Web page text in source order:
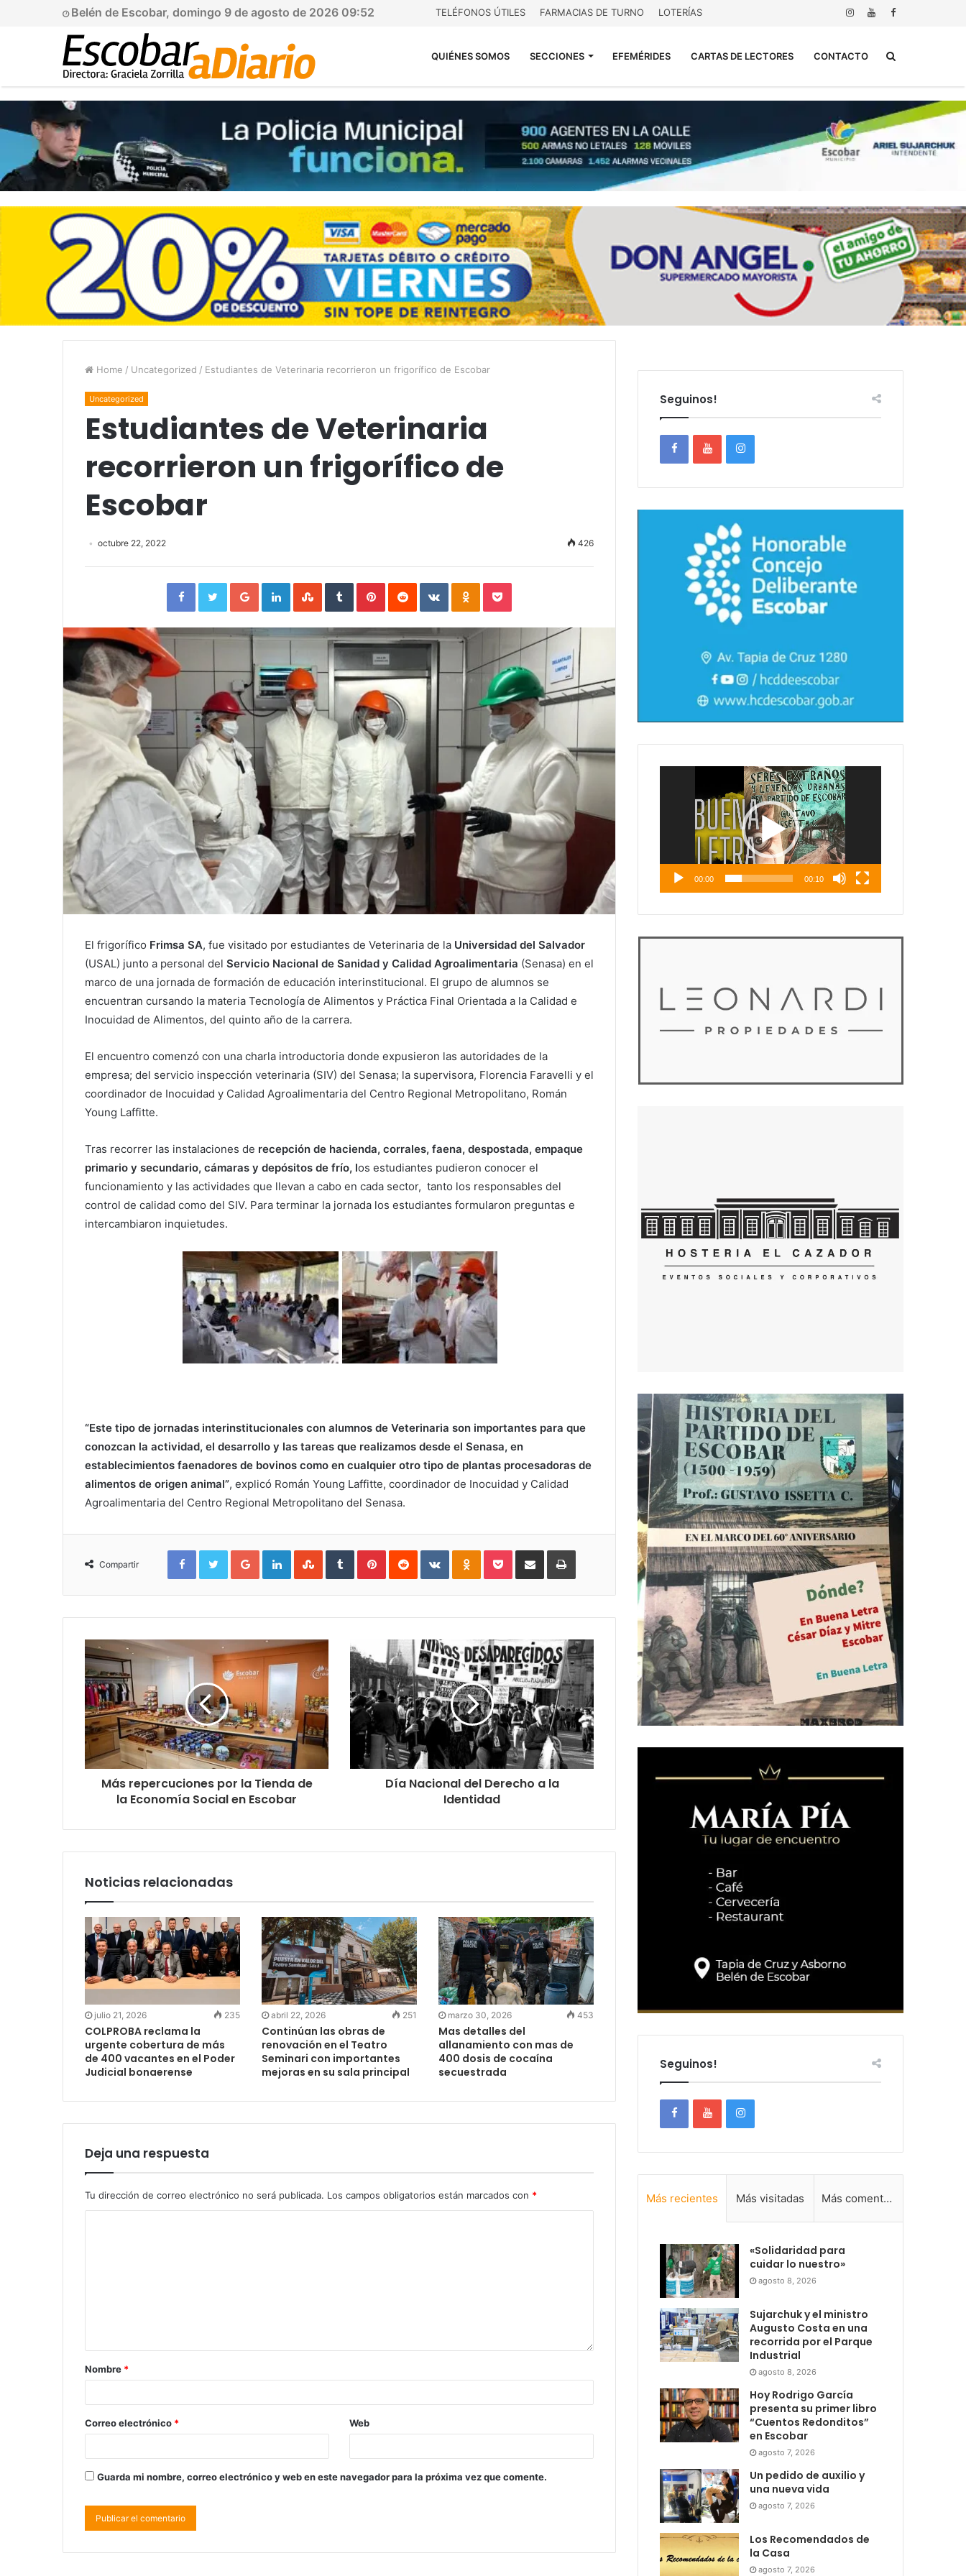
Belén de Escobar, domingo 9 de agosto de 2026 09:52 TELÉFONOS ÚTILES FARMACIAS DE TURNO LOTERÍAS
QUIÉNES SOMOS SECCIONES EFEMÉRIDES CARTAS DE LECTORES CONTACTO
Home / Uncategorized / Estudiantes de Veterinaria recorrieron un frigorífico de Escobar
Uncategorized
Estudiantes de Veterinaria
recorrieron un frigorífico de
Escobar
octubre 22, 2022 426
FacebookTwitterGoogle+LinkedInStumbleUpon
TumblrPinterestReddit VKontakteOdnoklassniki
Pocket
El frigorífico Frimsa SA, fue visitado por estudiantes de Veterinaria de la Universidad del Salvador
(USAL) junto a personal del Servicio Nacional de Sanidad y Calidad Agroalimentaria (Senasa) en el
marco de una jornada de formación de educación interinstitucional. El grupo de alumnos se
encuentran cursando la materia Tecnología de Alimentos y Práctica Final Orientada a la Calidad e
Inocuidad de Alimentos, del quinto año de la carrera.
El encuentro comenzó con una charla introductoria donde expusieron las autoridades de la
empresa; del servicio inspección veterinaria (SIV) del Senasa; la supervisora, Florencia Faravelli y el
coordinador de Inocuidad y Calidad Agroalimentaria del Centro Regional Metropolitano, Román
Young Laffitte.
Tras recorrer las instalaciones de recepción de hacienda, corrales, faena, despostada, empaque
primario y secundario, cámaras y depósitos de frío, los estudiantes pudieron conocer el
funcionamiento y las actividades que llevan a cabo en cada sector, tanto los responsables del
control de calidad como del SIV. Para terminar la jornada los estudiantes formularon preguntas e
intercambiaron inquietudes.
“Este tipo de jornadas interinstitucionales con alumnos de Veterinaria son importantes para que
conozcan la actividad, el desarrollo y las tareas que realizamos desde el Senasa, en
establecimientos faenadores de bovinos como en cualquier otro tipo de plantas procesadoras de
alimentos de origen animal”, explicó Román Young Laffitte, coordinador de Inocuidad y Calidad
Agroalimentaria del Centro Regional Metropolitano del Senasa.
Compartir
FacebookTwitterGoogle+LinkedInStumbleUpon
TumblrPinterestReddit VKontakteOdnoklassniki
PocketCompartirImprimir
Más repercuciones por la Tienda de
la Economía Social en Escobar
Día Nacional del Derecho a la
Identidad
Noticias relacionadas
julio 21, 2026 235
COLPROBA reclama la
urgente cobertura de más
de 400 vacantes en el Poder
Judicial bonaerense
abril 22, 2026 251
Continúan las obras de
renovación en el Teatro
Seminari con importantes
mejoras en su sala principal
marzo 30, 2026 453
Mas detalles del
allanamiento con mas de
400 dosis de cocaína
secuestrada
Deja una respuesta
Tu dirección de correo electrónico no será publicada. Los campos obligatorios están marcados con *
Nombre *
Correo electrónico * Web
Guarda mi nombre, correo electrónico y web en este navegador para la próxima vez que comente.
Seguinos!
00:00 00:10
Seguinos!
Más recientes Más visitadas Más comentadas
«Solidaridad para
cuidar lo nuestro»
agosto 8, 2026
Sujarchuk y el ministro
Augusto Costa en una
recorrida por el Parque
Industrial
agosto 8, 2026
Hoy Rodrigo García
presenta su primer libro
“Cuentos Redonditos”
en Escobar
agosto 7, 2026
Un pedido de auxilio y
una nueva vida
agosto 7, 2026
Los Recomendados de
la Casa
agosto 7, 2026